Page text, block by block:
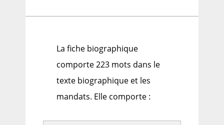
La fiche biographique
comporte 223 mots dans le
texte biographique et les
mandats. Elle comporte :